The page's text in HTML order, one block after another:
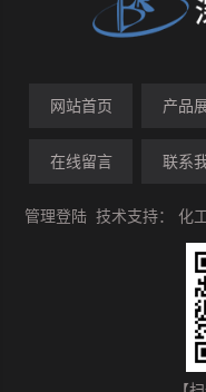
网站首页 产品
在线留言 联系
管理登陆 技术支持：化